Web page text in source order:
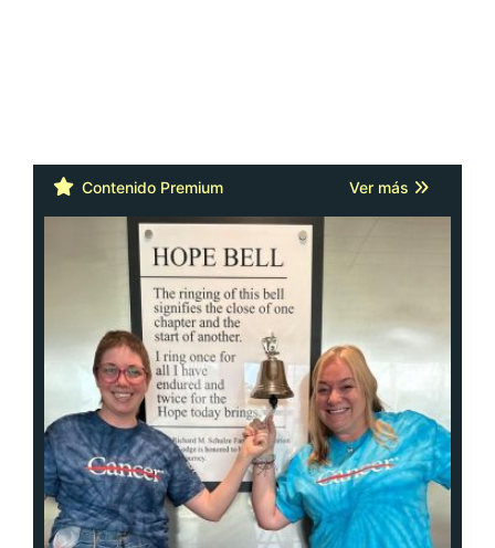
Contenido Premium Ver más